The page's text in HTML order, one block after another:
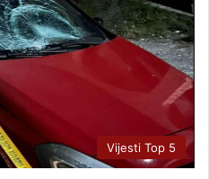
Vijesti Top 5